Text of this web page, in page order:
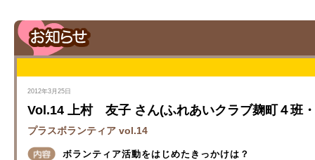
2012年3月25日
Vol.14 上村 友子 さん(ふれあいクラブ麹町４班
プラスボランティア vol.14
ボランティア活動をはじめたきっかけは？